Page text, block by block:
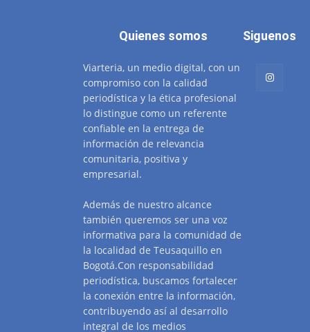
Quienes somos
Viarteria, un medio digital, con un
compromiso con la calidad
periodística y la ética profesional
lo distingue como un referente
confiable en la entrega de
información de relevancia
comunitaria, positiva y
empresarial.
Además de nuestro alcance
también queremos ser una voz
informativa para la comunidad de
la localidad de Teusaquillo en
Bogotá.Con responsabilidad
periodística, buscamos fortalecer
la conexión entre la información,
contribuyendo así al desarrollo
integral de los medios
Siguenos